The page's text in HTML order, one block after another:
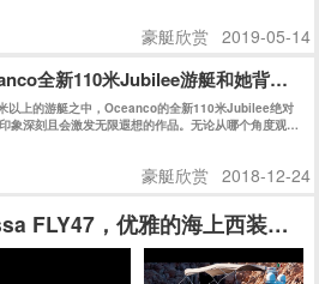
前例的最高分：147分，再次证明了Permare船厂在绿色
域的不懈追求和卓越成就。
豪艇欣赏 2019-05-14
全新110米Jubilee游艇和她背后的
以上的游艇之中，Oceanco的全新110米Jubilee绝对
象深刻且会激发无限遐想的作品。无论从哪个角度观
豪艇欣赏 2018-12-24
FLY47，优雅的海上西装暴徒